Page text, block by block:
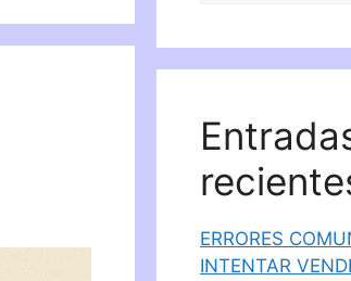
ERRORES
INTENTAR